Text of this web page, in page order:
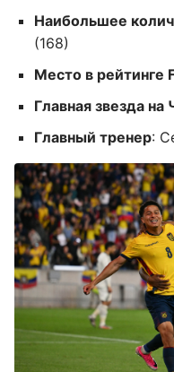
Наибольшее
(168)
Место в рейтинге
Главная звезда
Главный тренер: